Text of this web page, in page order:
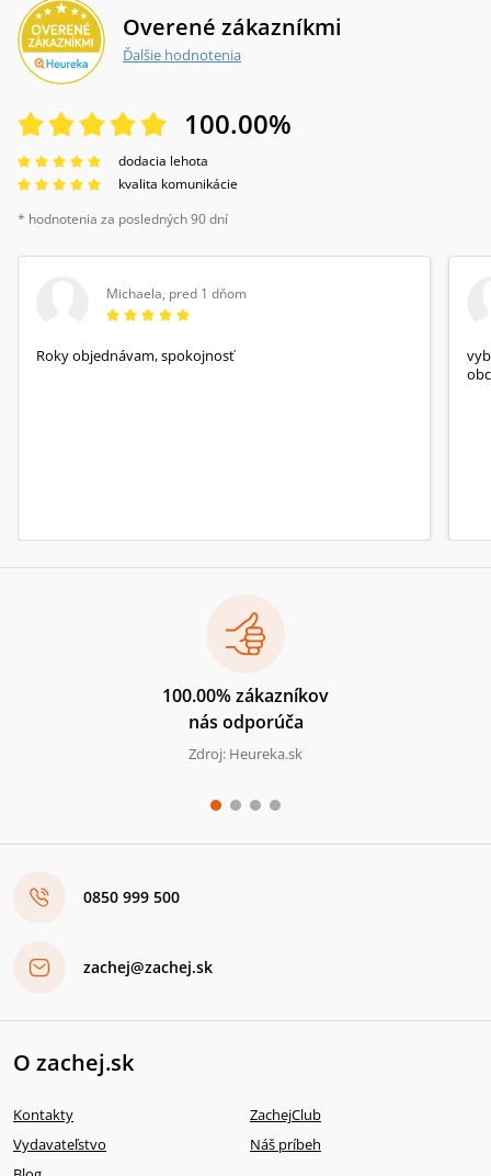
Overené zákazníkmi
Ďalšie hodnotenia
100.00%
dodacia lehota
kvalita komunikácie
* hodnotenia za posledných 90 dní
Michaela, pred 1 dňom
Roky objednávam, spokojnosť
100.00% zákazníkov
nás odporúča
Zdroj: Heureka.sk
0850 999 500
zachej@zachej.sk
O zachej.sk
Kontakty
ZachejClub
Vydavateľstvo
Náš príbeh